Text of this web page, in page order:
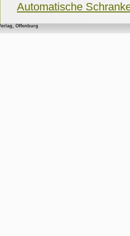
Automatische
Offenburg